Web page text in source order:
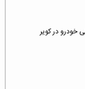
خودرو در کویر